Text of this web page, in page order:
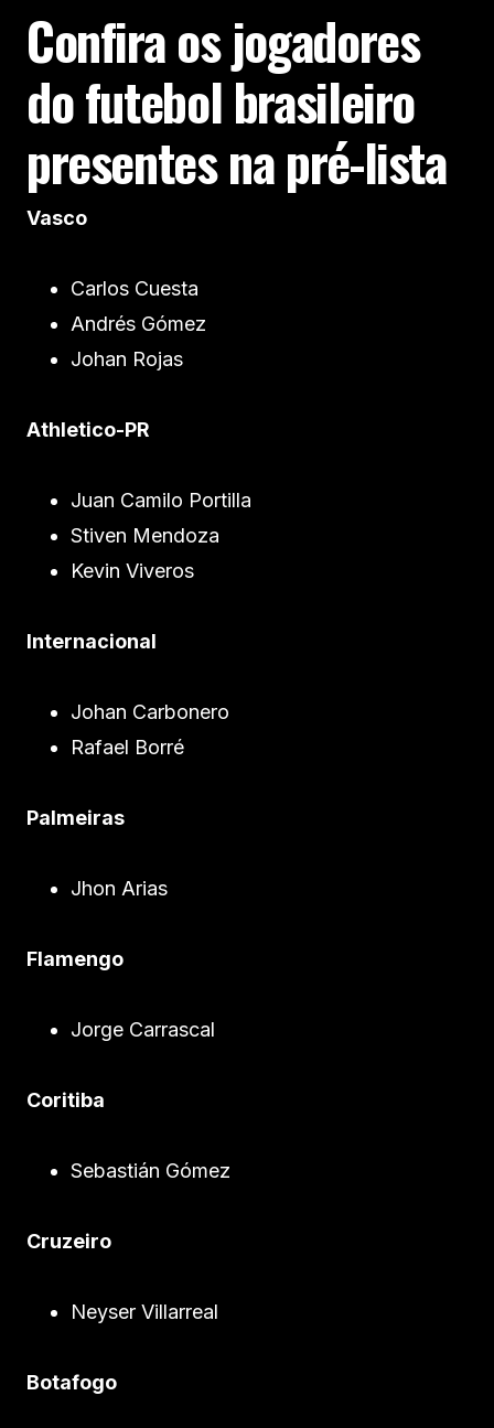
Confira os jogadores
do futebol brasileiro
presentes na pré-lista
Vasco
Carlos Cuesta
Andrés Gómez
Johan Rojas
Athletico-PR
Juan Camilo Portilla
Stiven Mendoza
Kevin Viveros
Internacional
Johan Carbonero
Rafael Borré
Palmeiras
Jhon Arias
Flamengo
Jorge Carrascal
Coritiba
Sebastián Gómez
Cruzeiro
Neyser Villarreal
Botafogo